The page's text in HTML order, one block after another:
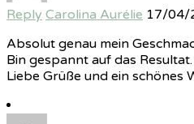
Reply Carolina Aurélie 17/04/
Absolut genau mein
Bin gespannt auf das Resultat.
Liebe Grüße und ein schönes